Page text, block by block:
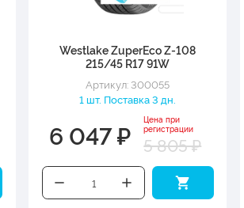
Westlake ZuperEco Z-108
215/45 R17 91W
Артикул: 300055
1 шт. Поставка 3 дн.
6 047 ₽
Цена при
регистрации
5 805 ₽